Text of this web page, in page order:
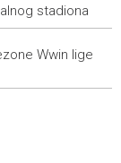
mjesta Udora,
stadiona
Wwin lige